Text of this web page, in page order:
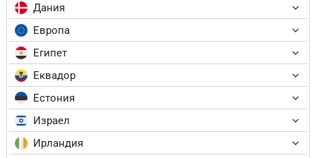
Дания
Европа
Египет
Еквадор
Естония
Израел
Ирландия